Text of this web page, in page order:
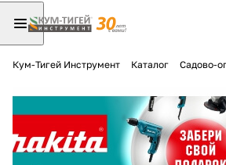
Кум-Тигей Инструмент Каталог Садово-
Разбейте
оплатуна части